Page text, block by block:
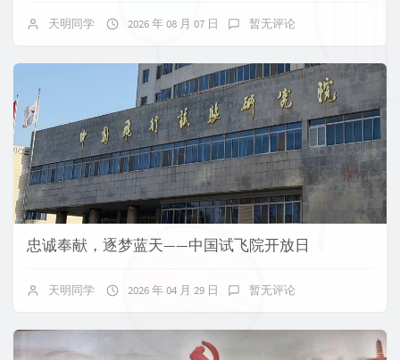
天明同学 2026 年 08 月 07 日 暂无评论
忠诚奉献，逐梦蓝天——中国试飞院开放日
天明同学 2026 年 04 月 29 日 暂无评论